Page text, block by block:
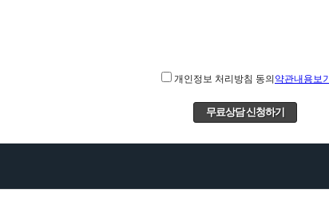
개인정보 처리방침 동의 약관내용보기